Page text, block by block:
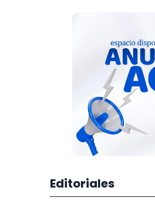
Editoriales